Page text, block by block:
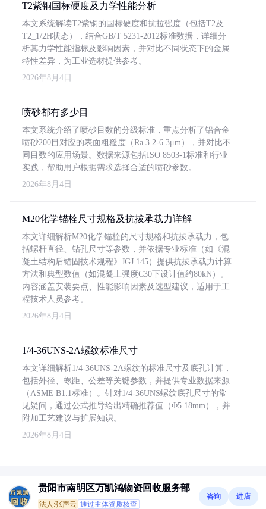
T2紫铜国标硬度及力学性能分析
本文系统解读T2紫铜的国标硬度和抗拉强度（包括T2及
T2_1/2H状态），结合GB/T 5231-2012标准数据，详细分
析其力学性能指标及影响因素，并对比不同状态下的金属
特性差异，为工业选材提供参考。
2026年8月4日
喷砂都有多少目
本文系统介绍了喷砂目数的分级标准，重点分析了铝合金
喷砂200目对应的表面粗糙度（Ra 3.2-6.3μm），并对比不
同目数的应用场景。数据来源包括ISO 8503-1标准和行业
实践，帮助用户根据需求选择合适的喷砂参数。
2026年8月4日
M20化学锚栓尺寸规格及抗拔承载力详解
本文详细解析M20化学锚栓的尺寸规格和抗拔承载力，包
括螺杆直径、钻孔尺寸等参数，并依据专业标准（如《混
凝土结构后锚固技术规程》JGJ 145）提供抗拔承载力计算
方法和典型数值（如混凝土强度C30下设计值约80kN）。
内容涵盖安装要点、性能影响因素及选型建议，适用于工
程技术人员参考。
2026年8月4日
1/4-36UNS-2A螺纹标准尺寸
本文详细解析1/4-36UNS-2A螺纹的标准尺寸及底孔计算，
包括外径、螺距、公差等关键参数，并提供专业数据来源
（ASME B1.1标准）。针对1/4-36UNS螺纹底孔尺寸的常
见疑问，通过公式推导给出精确推荐值（Φ5.18mm），并
附加工艺建议与扩展知识。
2026年8月4日
贵阳市南明区万凯鸿物资回收服务部
法人:张声云 通过主体资质核查
咨询 进店